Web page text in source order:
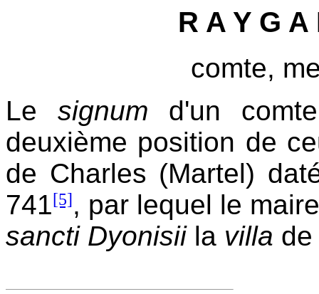
R A Y G
comte,
Le signum d'un
deuxième position de
de Charles (Martel)
741[5], par lequel le
sancti Dyonisiila villa